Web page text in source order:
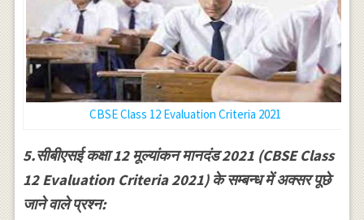
CBSE Class 12 Evaluation Criteria 2021
5.सीबीएसई कक्षा 12 मूल्यांकन मानदंड 2021 (CBSE Class
12 Evaluation Criteria 2021) के सम्बन्ध में अक्सर पूछे
जाने वाले प्रश्न: